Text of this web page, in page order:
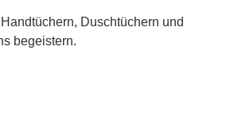
Duschtüchern und
begeistern.